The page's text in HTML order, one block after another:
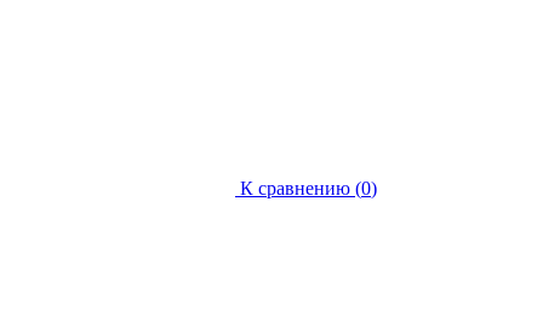
К сравнению (0)